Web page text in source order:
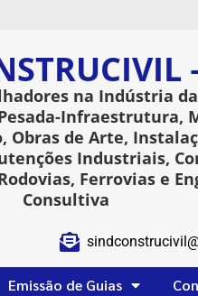
na Indústria
Infraestrutura,
Obras de Arte,
Industriais,
Ferrovias e
Consultiva
Emissão de Guias